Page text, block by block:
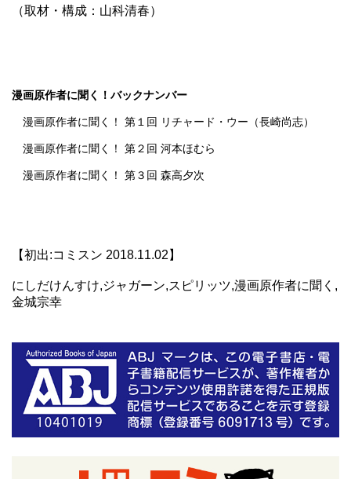
（取材・構成：山科清春）
漫画原作者に聞く！バックナンバー
漫画原作者に聞く！ 第１回 リチャード・ウー（長崎尚志）
漫画原作者に聞く！ 第２回 河本ほむら
漫画原作者に聞く！ 第３回 森高夕次
【初出:コミスン 2018.11.02】
にしだけんすけ,ジャガーン,スピリッツ,漫画原作者に聞く,
金城宗幸